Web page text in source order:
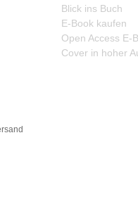
Blick ins Buch
E-Book kaufen
Open Access E-
Cover in hoher